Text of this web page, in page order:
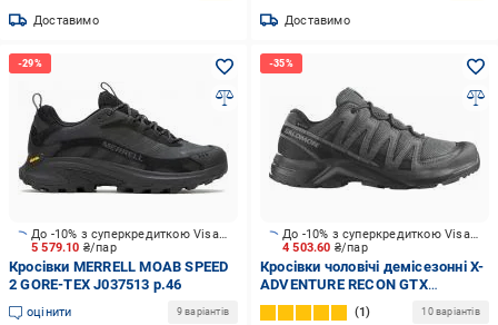
Доставимо Доставимо
5 579.10 ₴/пар
До -10% з суперкредиткою Visa Вигода
Кросівки MERRELL MOAB SPEED
2 GORE-TEX J037513 р.46
оцінити 9 варіантів
4 503.60 ₴/пар
До -10% з суперкредиткою Visa Вигода
Кросівки чоловічі демісезонні X-
ADVENTURE RECON GTX
L47809200 р.45 1/3 чорні
1 10 варіантів